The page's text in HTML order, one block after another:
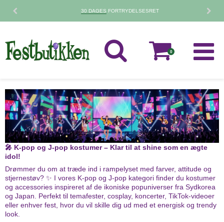
30 DAGESFORTRYDELSESRET
0
🎤 K-pop og J-pop kostumer – Klar til at shine som en ægte
idol!
Drømmer du om at træde ind i rampelyset med farver, attitude og
stjernestøv? ✨ I vores K-pop og J-pop kategori finder du kostumer
og accessories inspireret af de ikoniske popuniverser fra Sydkorea
og Japan. Perfekt til temafester, cosplay, koncerter, TikTok-videoer
eller enhver fest, hvor du vil skille dig ud med et energisk og trendy
look.